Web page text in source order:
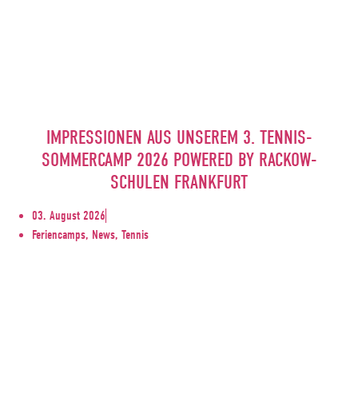
IMPRESSIONEN AUS UNSEREM 3. TENNIS-
SOMMERCAMP 2026 POWERED BY RACKOW-
SCHULEN FRANKFURT
03. August 2026
Feriencamps, News, Tennis